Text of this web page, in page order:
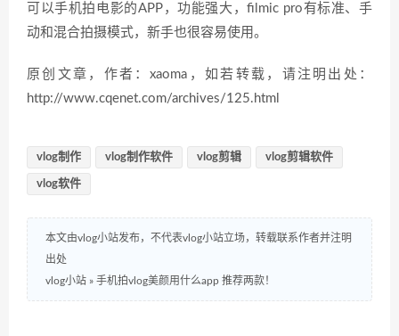
可以手机拍电影的APP，功能强大，filmic pro有标准、手
动和混合拍摄模式，新手也很容易使用。
原创文章，作者：xaoma，如若转载，请注明出处：
http://www.cqenet.com/archives/125.html
vlog制作 vlog制作软件 vlog剪辑 vlog剪辑软件
vlog软件
本文由vlog小站发布，不代表vlog小站立场，转载联系作者并注明
出处
vlog小站 » 手机拍vlog美颜用什么app 推荐两款！